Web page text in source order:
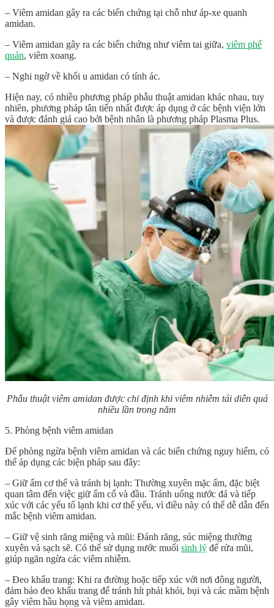
– Viêm amidan gây ra các biến chứng tại chỗ như áp-xe quanh
amidan.
– Viêm amidan gây ra các biến chứng như viêm tai giữa, viêm phế
quản, viêm xoang.
– Nghi ngờ về khối u amidan có tính ác.
Hiện nay, có nhiều phương pháp phẫu thuật amidan khác nhau, tuy
nhiên, phương pháp tân tiến nhất được áp dụng ở các bệnh viện lớn
và được đánh giá cao bởi bệnh nhân là phương pháp Plasma Plus.
Phẫu thuật viêm amidan được chỉ định khi viêm nhiễm tái diễn quá
nhiều lần trong năm
5. Phòng bệnh viêm amidan
Để phòng ngừa bệnh viêm amidan và các biến chứng nguy hiểm, có
thể áp dụng các biện pháp sau đây:
– Giữ ấm cơ thể và tránh bị lạnh: Thường xuyên mặc ấm, đặc biệt
quan tâm đến việc giữ ấm cổ và đầu. Tránh uống nước đá và tiếp
xúc với các yếu tố lạnh khi cơ thể yếu, vì điều này có thể dễ dẫn đến
mắc bệnh viêm amidan.
– Giữ vệ sinh răng miệng và mũi: Đánh răng, súc miệng thường
xuyên và sạch sẽ. Có thể sử dụng nước muối sinh lý để rửa mũi,
giúp ngăn ngừa các viêm nhiễm.
– Đeo khẩu trang: Khi ra đường hoặc tiếp xúc với nơi đông người,
đảm bảo đeo khẩu trang để tránh hít phải khói, bụi và các mầm bệnh
gây viêm hầu họng và viêm amidan.